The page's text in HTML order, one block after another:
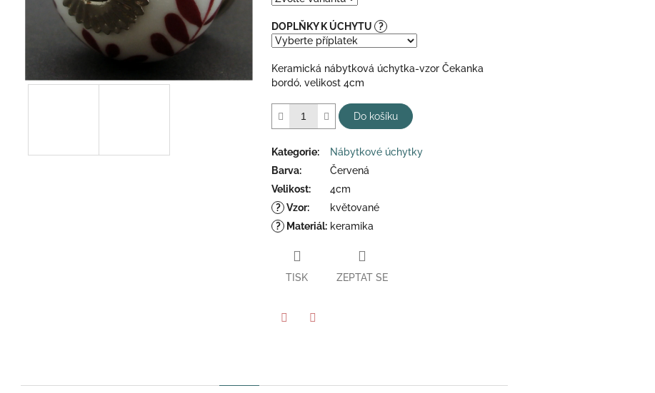
5
hvězdiček.
DOPLŇKY K ÚCHYTU ?
Keramická nábytková úchytka-vzor Čekanka
bordó, velikost 4cm
Do košíku
Kategorie:
Nábytkové úchytky
Barva:
Červená
Velikost:
4cm
? Vzor:
květované
? Materiál: keramika
TISK ZEPTAT SE